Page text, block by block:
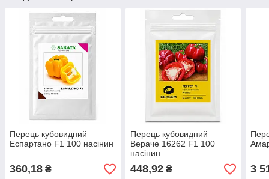
Перець кубовидний
Еспартано F1 100 насінин
360,18 ₴
Перець кубовидний
Вераче 16262 F1 100
насінин
448,92₴ 3